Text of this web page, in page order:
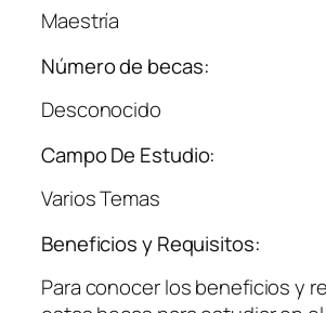
Maestría
Número de becas:
Desconocido
Campo De Estudio:
Varios Temas
Beneficios y Requisitos:
Para conocer los beneficios y